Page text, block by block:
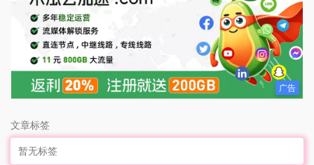
广告
文章标签
暂无标签